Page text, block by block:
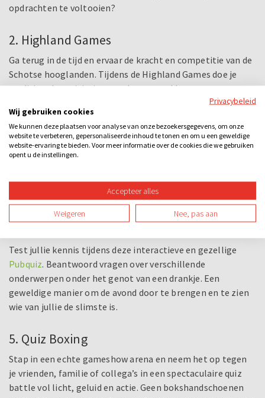
opdrachten te voltooien?
2. Highland Games
Ga terug in de tijd en ervaar de kracht en competitie van de
Schotse hooglanden. Tijdens de Highland Games doe je
traditionele activiteiten zoals touwtrekken,
3. De Saboteur
Een klassieker onder de groepsspellen. Speel het populaire
jullie de saboteur is terwijl je verschillende uitdagende
opdrachten uitvoert.
Test jullie kennis tijdens deze interactieve en gezellige
Pubquiz. Beantwoord vragen over verschillende
onderwerpen onder het genot van een drankje. Een
geweldige manier om de avond door te brengen en te zien
wie van jullie de slimste is.
5. Quiz Boxing
Stap in een echte gameshow arena en neem het op tegen
je vrienden, familie of collega’s in een spectaculaire quiz
battle vol licht, geluid en actie. Geen bokshandschoenen
Privacybeleid
Wij gebruiken cookies
We kunnen deze plaatsen voor analyse van onze bezoekersgegevens, om onze
website te verbeteren, gepersonaliseerde inhoud te tonen en om u een geweldige
website-ervaring te bieden. Voor meer informatie over de cookies die we gebruiken
opent u de instellingen.
Accepteer alles
Weigeren Nee, pas aan